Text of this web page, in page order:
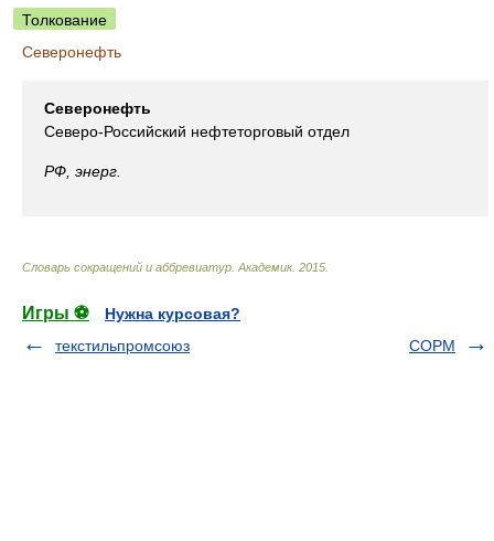
Толкование
Северонефть
Северонефть
Северо-Российский нефтеторговый отдел
РФ, энерг.
Словарь сокращений и аббревиатур Академик. 2015
Игры ⚽
Нужна курсовая?
текстильпромсоюз
СОРМ